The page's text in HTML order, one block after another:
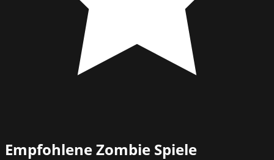
EmpfohleneZombie Spiele